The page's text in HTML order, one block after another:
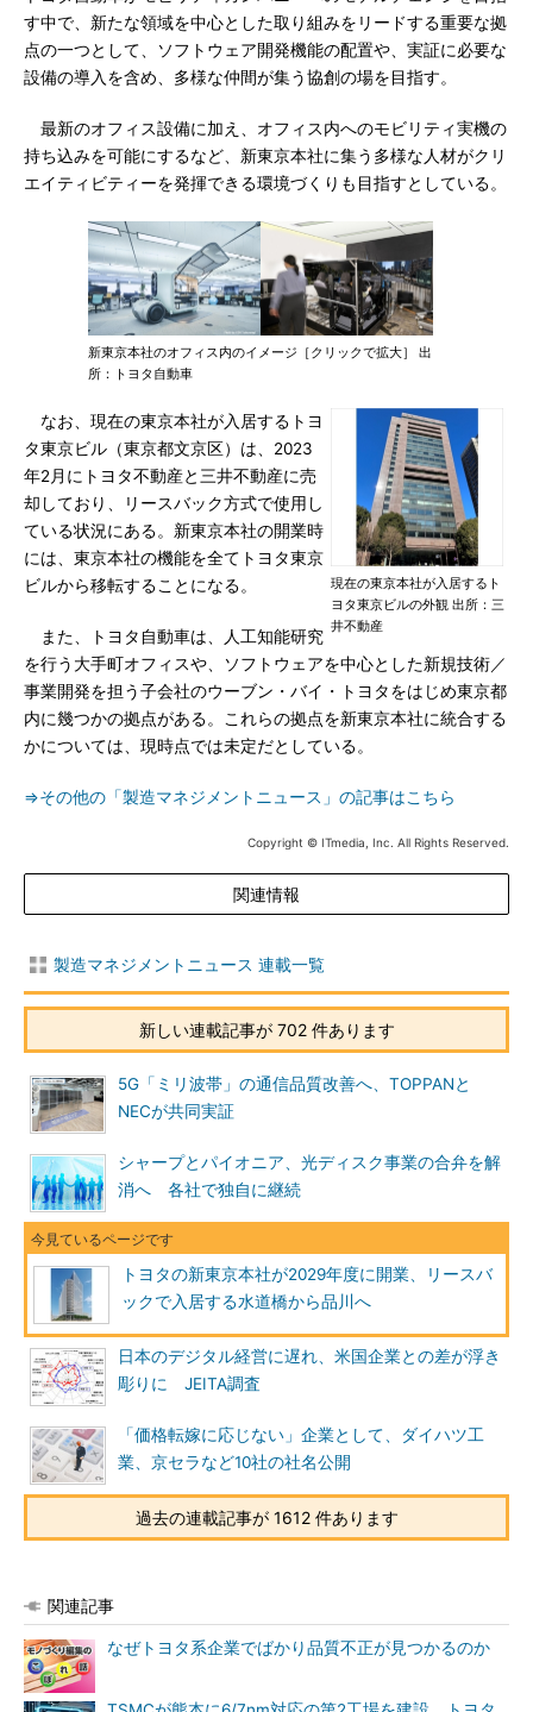
す中で、新たな領域を中心とした取り組みをリードする重要な拠
点の一つとして、ソフトウェア開発機能の配置や、実証に必要な
設備の導入を含め、多様な仲間が集う協創の場を目指す。
最新のオフィス設備に加え、オフィス内へのモビリティ実機の
持ち込みを可能にするなど、新東京本社に集う多様な人材がクリ
エイティビティーを発揮できる環境づくりも目指すとしている。
新東京本社のオフィス内のイメージ［クリックで拡大］ 出
所：トヨタ自動車
現在の東京本社が入居するト
ヨタ東京ビルの外観 出所：三
井不動産
なお、現在の東京本社が入居するトヨ
タ東京ビル（東京都文京区）は、2023
年2月にトヨタ不動産と三井不動産に売
却しており、リースバック方式で使用し
ている状況にある。新東京本社の開業時
には、東京本社の機能を全てトヨタ東京
ビルから移転することになる。
また、トヨタ自動車は、人工知能研究
を行う大手町オフィスや、ソフトウェアを中心とした新規技術／
事業開発を担う子会社のウーブン・バイ・トヨタをはじめ東京都
内に幾つかの拠点がある。これらの拠点を新東京本社に統合する
かについては、現時点では未定だとしている。
⇒その他の「製造マネジメントニュース」の記事はこちら
Copyright © ITmedia, Inc. All Rights Reserved.
関連情報
製造マネジメントニュース 連載一覧
新しい連載記事が 702 件あります
5G「ミリ波帯」の通信品質改善へ、TOPPANと
NECが共同実証
シャープとパイオニア、光ディスク事業の合弁を解
消へ 各社で独自に継続
トヨタの新東京本社が2029年度に開業、リースバ
ックで入居する水道橋から品川へ
日本のデジタル経営に遅れ、米国企業との差が浮き
彫りに JEITA調査
「価格転嫁に応じない」企業として、ダイハツ工
業、京セラなど10社の社名公開
過去の連載記事が 1612 件あります
関連記事
なぜトヨタ系企業でばかり品質不正が見つかるのか